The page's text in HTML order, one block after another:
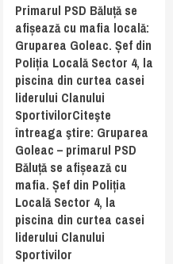
Primarul PSD Băluță se
afișează cu mafia locală:
Gruparea Goleac. Șef din
Poliția Locală Sector 4, la
piscina din curtea casei
liderului Clanului
SportivilorCiteşte
întreaga ştire: Gruparea
Goleac – primarul PSD
Băluță se afișează cu
mafia. Șef din Poliția
Locală Sector 4, la
piscina din curtea casei
liderului Clanului
Sportivilor